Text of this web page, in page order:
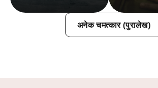
अनेक चमत्कार (पुरालेख)